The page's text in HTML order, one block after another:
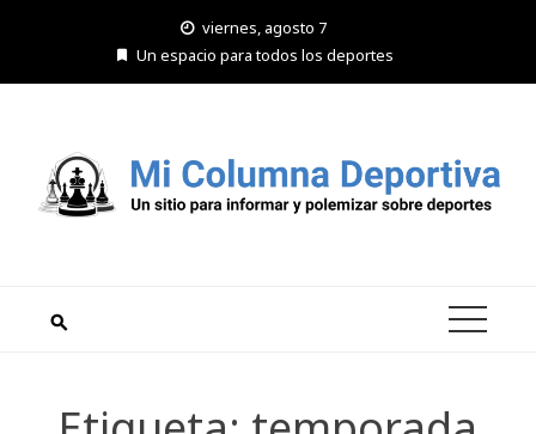
viernes, agosto 7
Un espacio para todos los deportes